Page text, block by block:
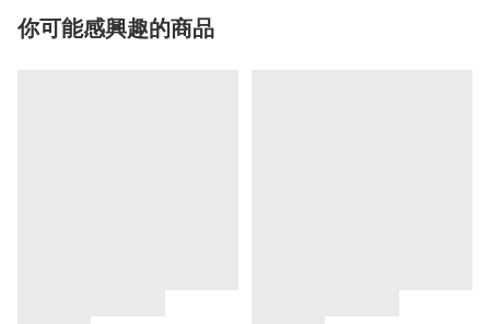
你可能感興趣的商品